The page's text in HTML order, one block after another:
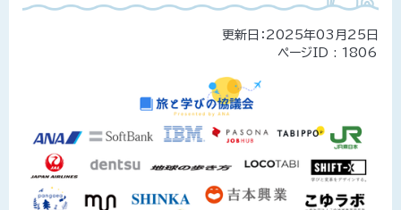
更新日：2025年03月25日
ページID : 1806